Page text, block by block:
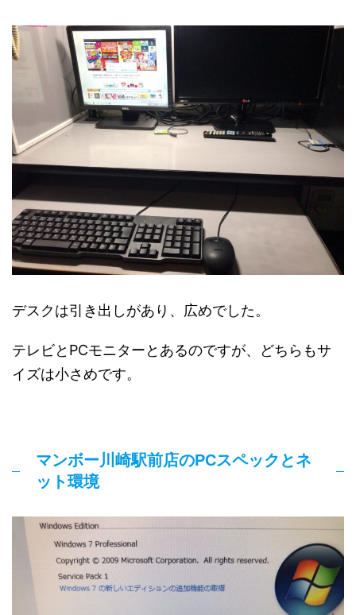
デスクは引き出しがあり、広めでした。
テレビとPCモニターとあるのですが、どちらもサ
イズは小さめです。
マンボー川崎駅前店のPCスペックとネ
ット環境